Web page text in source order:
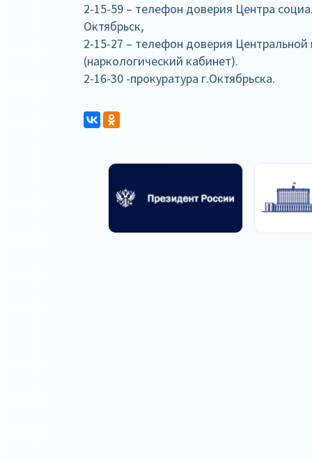
2-15-59 – телефон доверия Центра
Октябрьск,
2-15-27 – телефон доверия
(наркологический кабинет).
2-16-30 -прокуратура г.Октябрьска.